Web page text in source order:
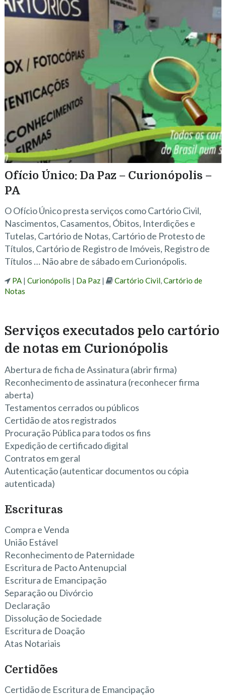
Ofício Único: Da Paz – Curionópolis –
PA
O Ofício Único presta serviços como Cartório Civil,
Nascimentos, Casamentos, Óbitos, Interdições e
Tutelas, Cartório de Notas, Cartório de Protesto de
Títulos, Cartório de Registro de Imóveis, Registro de
Títulos … Não abre de sábado em Curionópolis.
PA| Curionópolis | Da Paz| Cartório Civil,Cartório de
Notas
Serviços executados pelo cartório
de notas em Curionópolis
Abertura de ficha de Assinatura (abrir firma)
Reconhecimento de assinatura (reconhecer firma
aberta)
Testamentos cerrados ou públicos
Certidão de atos registrados
Procuração Pública para todos os fins
Expedição de certificado digital
Contratos em geral
Autenticação (autenticar documentos ou cópia
autenticada)
Escrituras
Compra e Venda
União Estável
Reconhecimento de Paternidade
Escritura de Pacto Antenupcial
Escritura de Emancipação
Separação ou Divórcio
Declaração
Dissolução de Sociedade
Escritura de Doação
Atas Notariais
Certidões
Certidão de Escritura de Emancipação